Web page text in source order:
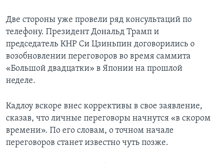
Две стороны уже провели ряд консультаций по
телефону. Президент Дональд Трамп и
председатель КНР Си Цзиньпин договорились о
возобновлении переговоров во время саммита
«Большой двадцатки» в Японии на прошлой
неделе.
Кадлоу вскоре внес коррективы в свое заявление,
сказав, что личные переговоры начнутся «в скором
времени». По его словам, о точном начале
переговоров станет известно чуть позже.